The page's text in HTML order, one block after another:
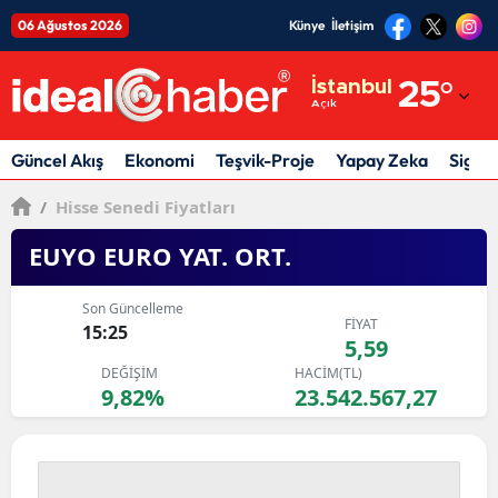
06 Ağustos 2026 Künye İletişim
İstanbul
Açık 25°
Adıyaman
Afyonkarahisar
Antalya
Artvin
Güncel Akış Ekonomi Teşvik-Proje Yapay Zeka
/ Hisse Senedi Fiyatları
EUYO EURO YAT. ORT.
Son Güncelleme
15:25 FİYAT
5,59
DEĞİŞİM
9,82%
HACİM(TL)
23.542.567,27